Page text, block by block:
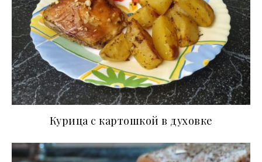
Курица с картошкой в духовке